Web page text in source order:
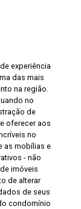
experiência
das mais
na região.
no
de
oferecer aos
no
as mobílias e
- não
imóveis
de alterar
de seus
condomínio